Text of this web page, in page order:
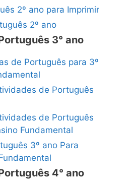
2º ano para Imprimir
2º ano
3° ano
de Português para 3º
de Português
de Português
Fundamental
3º ano Para
4° ano